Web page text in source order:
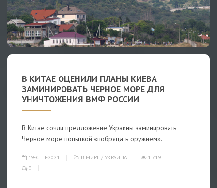
В КИТАЕ ОЦЕНИЛИ ПЛАНЫ КИЕВА
ЗАМИНИРОВАТЬ ЧЕРНОЕ МОРЕ ДЛЯ
УНИЧТОЖЕНИЯ ВМФ РОССИИ
В Китае сочли предложение Украины заминировать
Черное море попыткой «побряцать оружием».
19-СЕН-2021 В МИРЕ / УКРАИНА
1 719
0